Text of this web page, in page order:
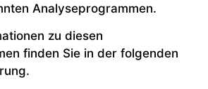
Analyseprogrammen.
zu diesen
finden Sie in der folgenden